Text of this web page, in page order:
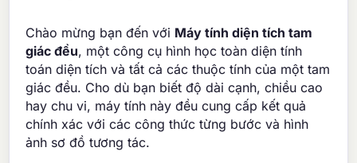
Chào mừng bạn đến với Máy tính diện tích tam
giác đều, một công cụ hình học toàn diện tính
toán diện tích và tất cả các thuộc tính của một tam
giác đều. Cho dù bạn biết độ dài cạnh, chiều cao
hay chu vi, máy tính này đều cung cấp kết quả
chính xác với các công thức từng bước và hình
ảnh sơ đồ tương tác.